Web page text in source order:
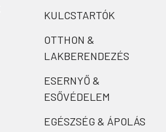
KULCSTARTÓK
OTTHON &
LAKBERENDEZÉS
ESERNYŐ &
ESŐVÉDELEM
EGÉSZSÉG & ÁPOLÁS